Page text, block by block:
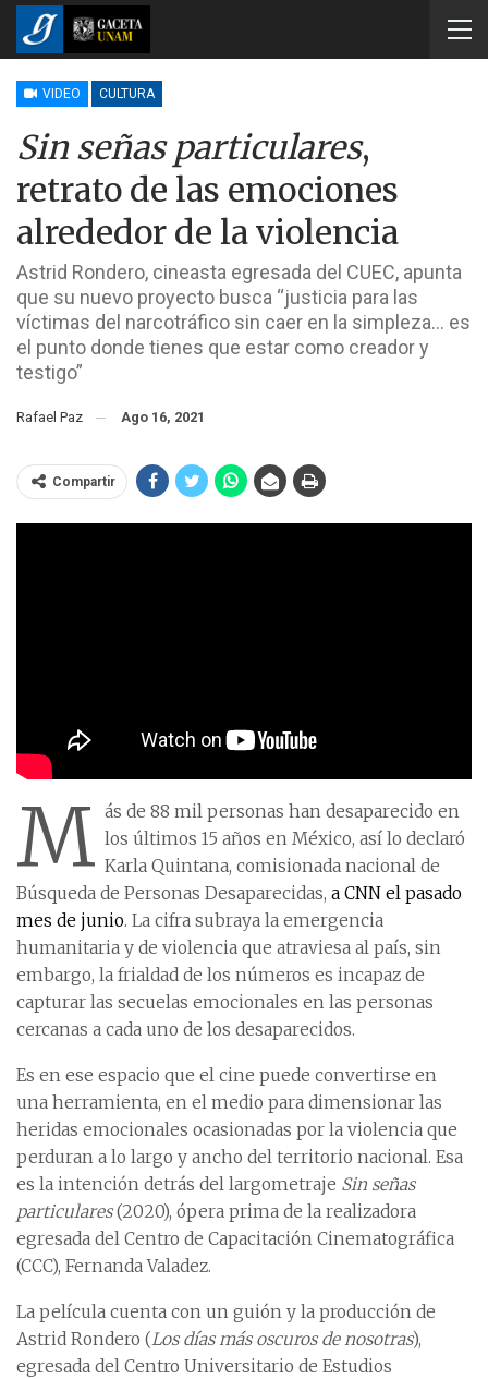
VIDEO CULTURA
Sin señas particulares,
retrato de las emociones
alrededor de la violencia
Astrid Rondero, cineasta egresada del CUEC, apunta
que su nuevo proyecto busca “justicia para las
víctimas del narcotráfico sin caer en la simpleza… es
el punto donde tienes que estar como creador y
testigo”
Rafael Paz Ago 16, 2021
Compartir
M ás de 88 mil personas han desaparecido en
los últimos 15 años en México, así lo declaró
Karla Quintana, comisionada nacional de
Búsqueda de Personas Desaparecidas, a CNN el pasado
mes de junio. La cifra subraya la emergencia
humanitaria y de violencia que atraviesa al país, sin
embargo, la frialdad de los números es incapaz de
capturar las secuelas emocionales en las personas
cercanas a cada uno de los desaparecidos.
Es en ese espacio que el cine puede convertirse en
una herramienta, en el medio para dimensionar las
heridas emocionales ocasionadas por la violencia que
perduran a lo largo y ancho del territorio nacional. Esa
es la intención detrás del largometraje Sin señas
particulares(2020), ópera prima de la realizadora
egresada del Centro de Capacitación Cinematográfica
(CCC), Fernanda Valadez.
La película cuenta con un guión y la producción de
Astrid Rondero (Los días más oscuros de nosotras),
egresada del Centro Universitario de Estudios